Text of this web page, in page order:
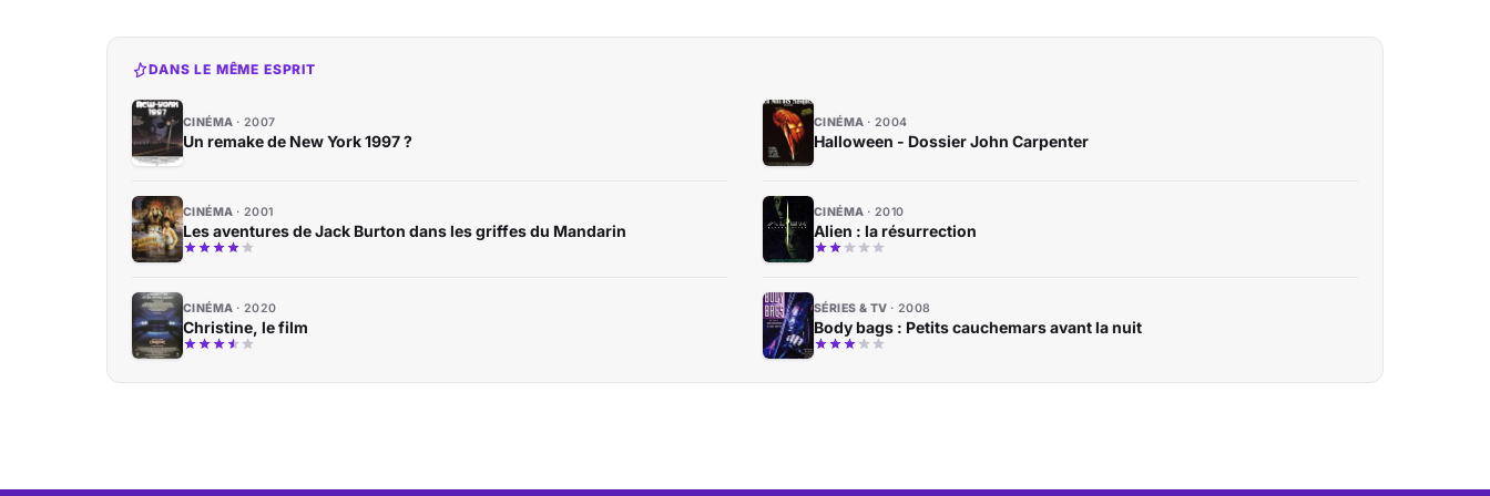
DANS LE MÊME ESPRIT
CINÉMA 2007
Un remake de New York 1997 ?
CINÉMA 2004
Halloween - Dossier John Carpenter
CINÉMA 2001
Les aventures de Jack Burton dans les griffes du Mandarin
CINÉMA 2010
Alien : la résurrection
CINÉMA 2020
Christine, le film
SÉRIES & TV 2008
Body bags : Petits cauchemars avant la nuit